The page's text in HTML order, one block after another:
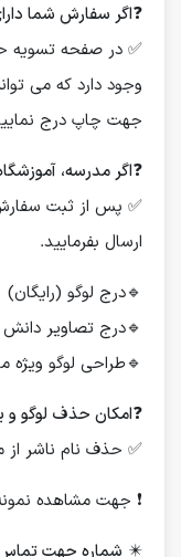
❓اگر سفارش شما
✅ در صفحه تسویه
وجود دارد که می
جهت چاپ درج
❓اگر مدرسه،
✅ پس از ثبت سفارش
ارسال بفرمایید.
🔹درج لوگو (رایگان)
🔹درج تصاویر دانش
🔹طراحی لوگو ویژه
❓امکان حذف لوگو و
✅ حذف نام ناشر
❗️ جهت مشاهده
✴️ شماره جهت تماس